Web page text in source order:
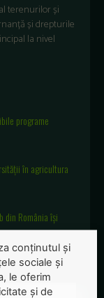
terenurilor și
și drepturile
la nivel
programe
în agricultura
din România îşi
conținutul și
sociale și
le oferim
și de